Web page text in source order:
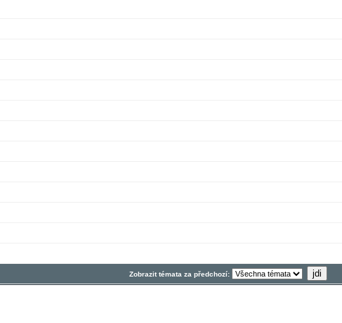
Zobrazit témata za předchozí: